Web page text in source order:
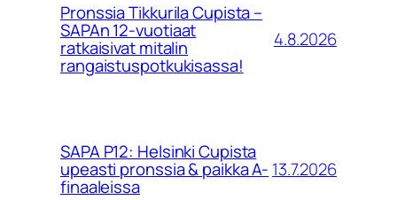
Pronssia Tikkurila Cupista –
SAPAn 12-vuotiaat
ratkaisivat mitalin
rangaistuspotkukisassa!
4.8.2026
SAPA P12: Helsinki Cupista
upeasti pronssia & paikka A-
finaaleissa
13.7.2026